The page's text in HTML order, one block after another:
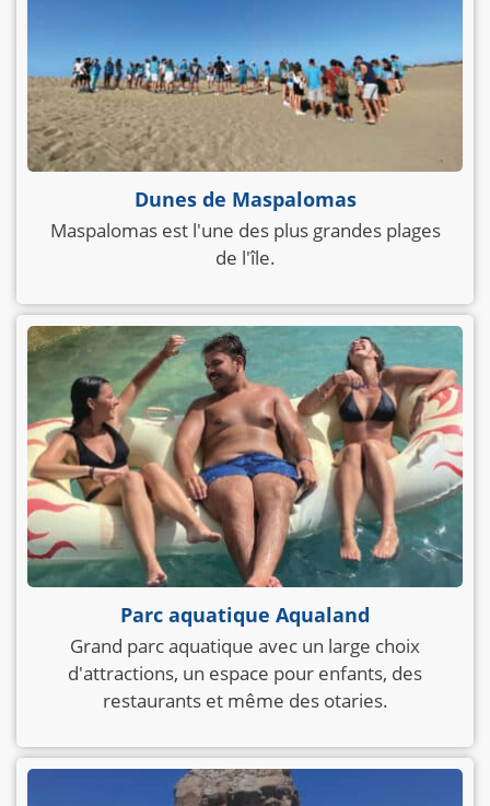
Dunes de Maspalomas
Maspalomas est l'une des plus grandes plages
de l'île.
Parc aquatique Aqualand
Grand parc aquatique avec un large choix
d'attractions, un espace pour enfants, des
restaurants et même des otaries.